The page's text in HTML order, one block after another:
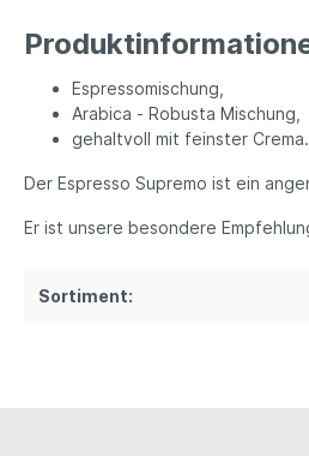
Espressomischung,
Arabica - Robusta Mischung,
gehaltvoll mit feinster Crema.
Der Espresso Supremo ist ein
Er ist unsere besondere
Sortiment: